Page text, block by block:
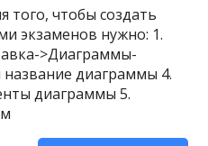
чтобы создать
экзаменов нужно: 1.
>Диаграммы-
диаграммы 4.
диаграммы 5.